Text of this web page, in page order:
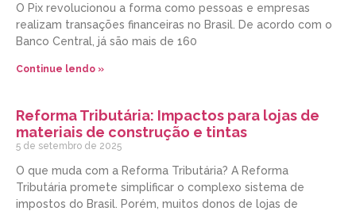
O Pix revolucionou a forma como pessoas e empresas
realizam transações financeiras no Brasil. De acordo com o
Banco Central, já são mais de 160
Continue lendo »
Reforma Tributária: Impactos para lojas de
materiais de construção e tintas
5 de setembro de 2025
O que muda com a Reforma Tributária? A Reforma
Tributária promete simplificar o complexo sistema de
impostos do Brasil. Porém, muitos donos de lojas de